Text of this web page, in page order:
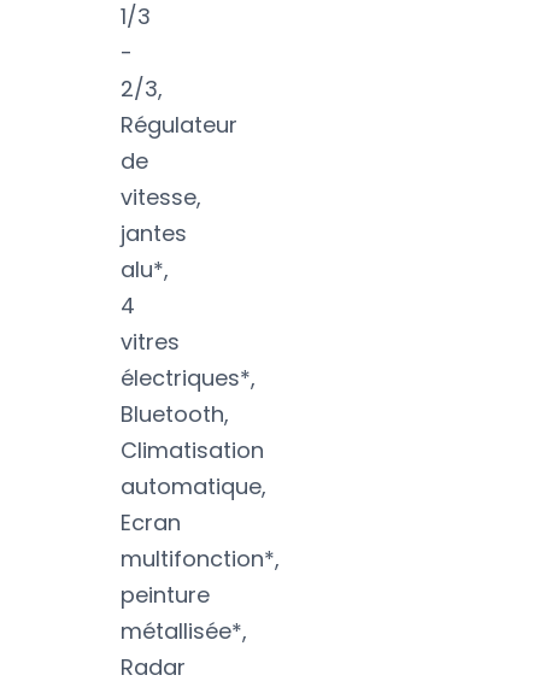
1/3
-
2/3,
Régulateur
de
vitesse,
jantes
alu*,
4
vitres
électriques*,
Bluetooth,
Climatisation
automatique,
Ecran
multifonction*,
peinture
métallisée*,
Radar